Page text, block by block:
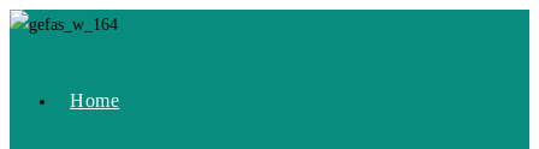
Zum
Home